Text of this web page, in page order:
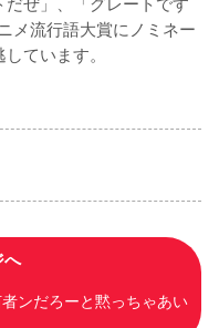
メ流行語大賞にノミネー
ています。
へ
ンだろーと黙っちゃあい